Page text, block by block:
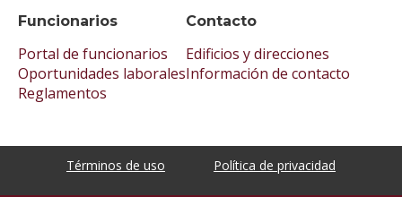
Funcionarios
Portal de funcionarios
Oportunidades laborales
Reglamentos
Contacto
Edificios y direcciones
Información de contacto
Términos de uso Política de privacidad